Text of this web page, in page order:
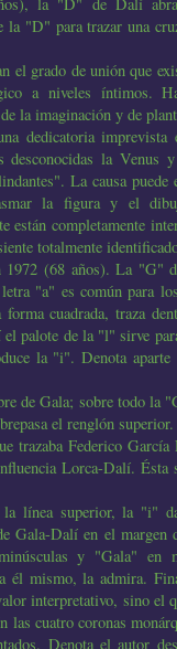
la "D" para trazar una
el grado de unión que
a niveles íntimos.
la imaginación y de
dedicatoria
desconocidas la
La causa
la figura y el
están completamente
totalmente
(68 años). La "G"
"a" es común para
forma cuadrada, traza
palote de la "l" sirve
la "i". Denota aparte
de Gala; sobre todo la
el renglón
trazaba Federico
Lorca-Dalí. Ésta
línea superior, la "i"
Gala-Dalí en el margen
y "Gala" en
él mismo, la admira.
interpretativo, sino el
las cuatro coronas
Denota el autor